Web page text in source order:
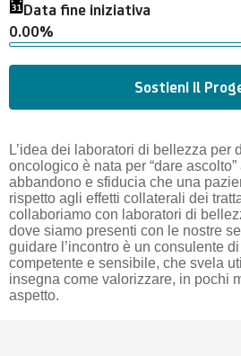
Data fine iniziativa
0.00%
Sostieni Il
L’idea dei laboratori di bellezza per
oncologico è nata per “dare
abbandono e sfiducia che una
rispetto agli effetti collaterali dei
collaboriamo con laboratori di
dove siamo presenti con le nostre
guidare l’incontro è un consulente
competente e sensibile, che svela
insegna come valorizzare, in pochi
aspetto.